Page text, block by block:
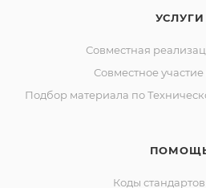
УСЛУГИ
Совместная
Совместное
Подбор материала по
Коды стандартов